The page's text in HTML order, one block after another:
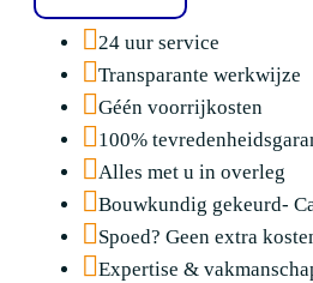
24 uur service
Transparante werkwijze
Géén voorrijkosten
100%
Alles met u in overleg
Bouwkundig gekeurd-
Spoed? Geen extra
Expertise &